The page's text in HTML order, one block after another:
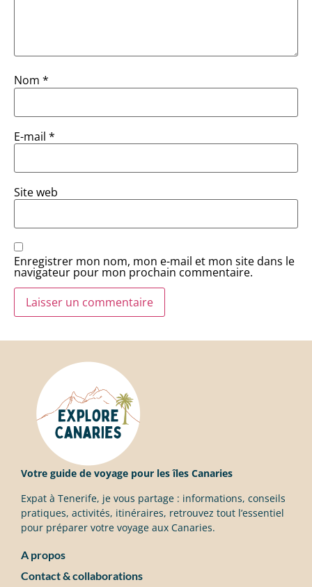
Nom *
E-mail *
Site web
Enregistrer mon nom, mon e-mail et mon site dans le
navigateur pour mon prochain commentaire.
Votre guide de voyage pour les îles Canaries
Expat à Tenerife, je vous partage : informations, conseils
pratiques, activités, itinéraires, retrouvez tout l’essentiel
pour préparer votre voyage aux Canaries.
A propos
Contact & collaborations